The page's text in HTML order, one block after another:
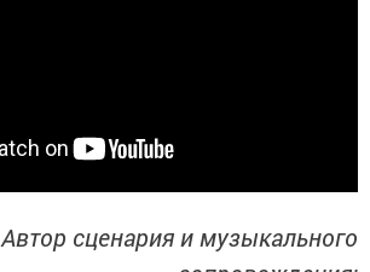
Автор сценария и музыкального